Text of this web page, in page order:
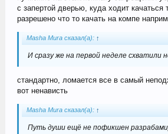
с запертой дверью, куда ходит качаться
разрешено что то качать на компе
Masha Mura сказал(а): ↑
И сразу же на первой неделе схватили
стандартно, ломается все в самый
вот ненависть
Masha Mura сказал(а): ↑
Путь души ещё не пофикшен